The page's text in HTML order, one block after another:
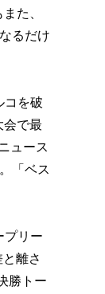
た、
るだけ
コを破
会で最
ュース
「ベス
プリー
離さ
勝トー